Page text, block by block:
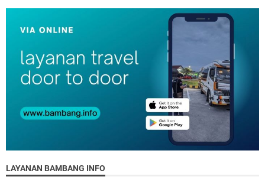
LAYANAN BAMBANG INFO